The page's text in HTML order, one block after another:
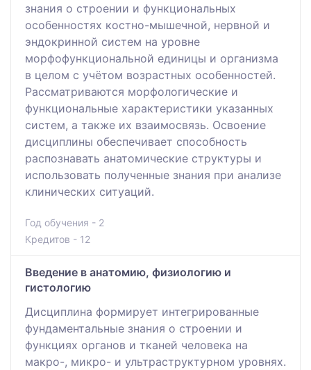
знания о строении и функциональных
особенностях костно-мышечной, нервной и
эндокринной систем на уровне
морфофункциональной единицы и организма
в целом с учётом возрастных особенностей.
Рассматриваются морфологические и
функциональные характеристики указанных
систем, а также их взаимосвязь. Освоение
дисциплины обеспечивает способность
распознавать анатомические структуры и
использовать полученные знания при анализе
клинических ситуаций.
Год обучения - 2
Кредитов - 12
Введение в анатомию, физиологию и
гистологию
Дисциплина формирует интегрированные
фундаментальные знания о строении и
функциях органов и тканей человека на
макро-, микро- и ультраструктурном уровнях.